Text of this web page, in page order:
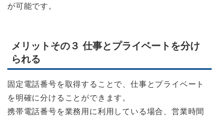
が可能です。
メリットその３ 仕事とプライベートを分け
られる
固定電話番号を取得することで、仕事とプライベート
を明確に分けることができます。
携帯電話番号を業務用に利用している場合、営業時間